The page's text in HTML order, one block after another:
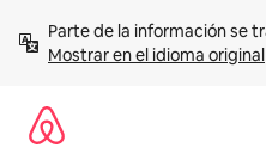
contenidoMostrar en el idioma original